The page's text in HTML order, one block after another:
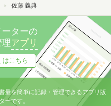
佐藤 義典
ターの
アプリ
はこちら
量を簡単に記録・管理できるアプリ版
ーです。